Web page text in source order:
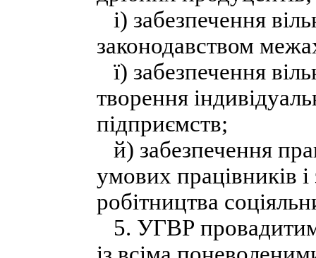
і) забезпечення
законодавством
ї) забезпечення
творення
підприємств;
й) забезпечення
умових працівників
робітництва
5. УГВР